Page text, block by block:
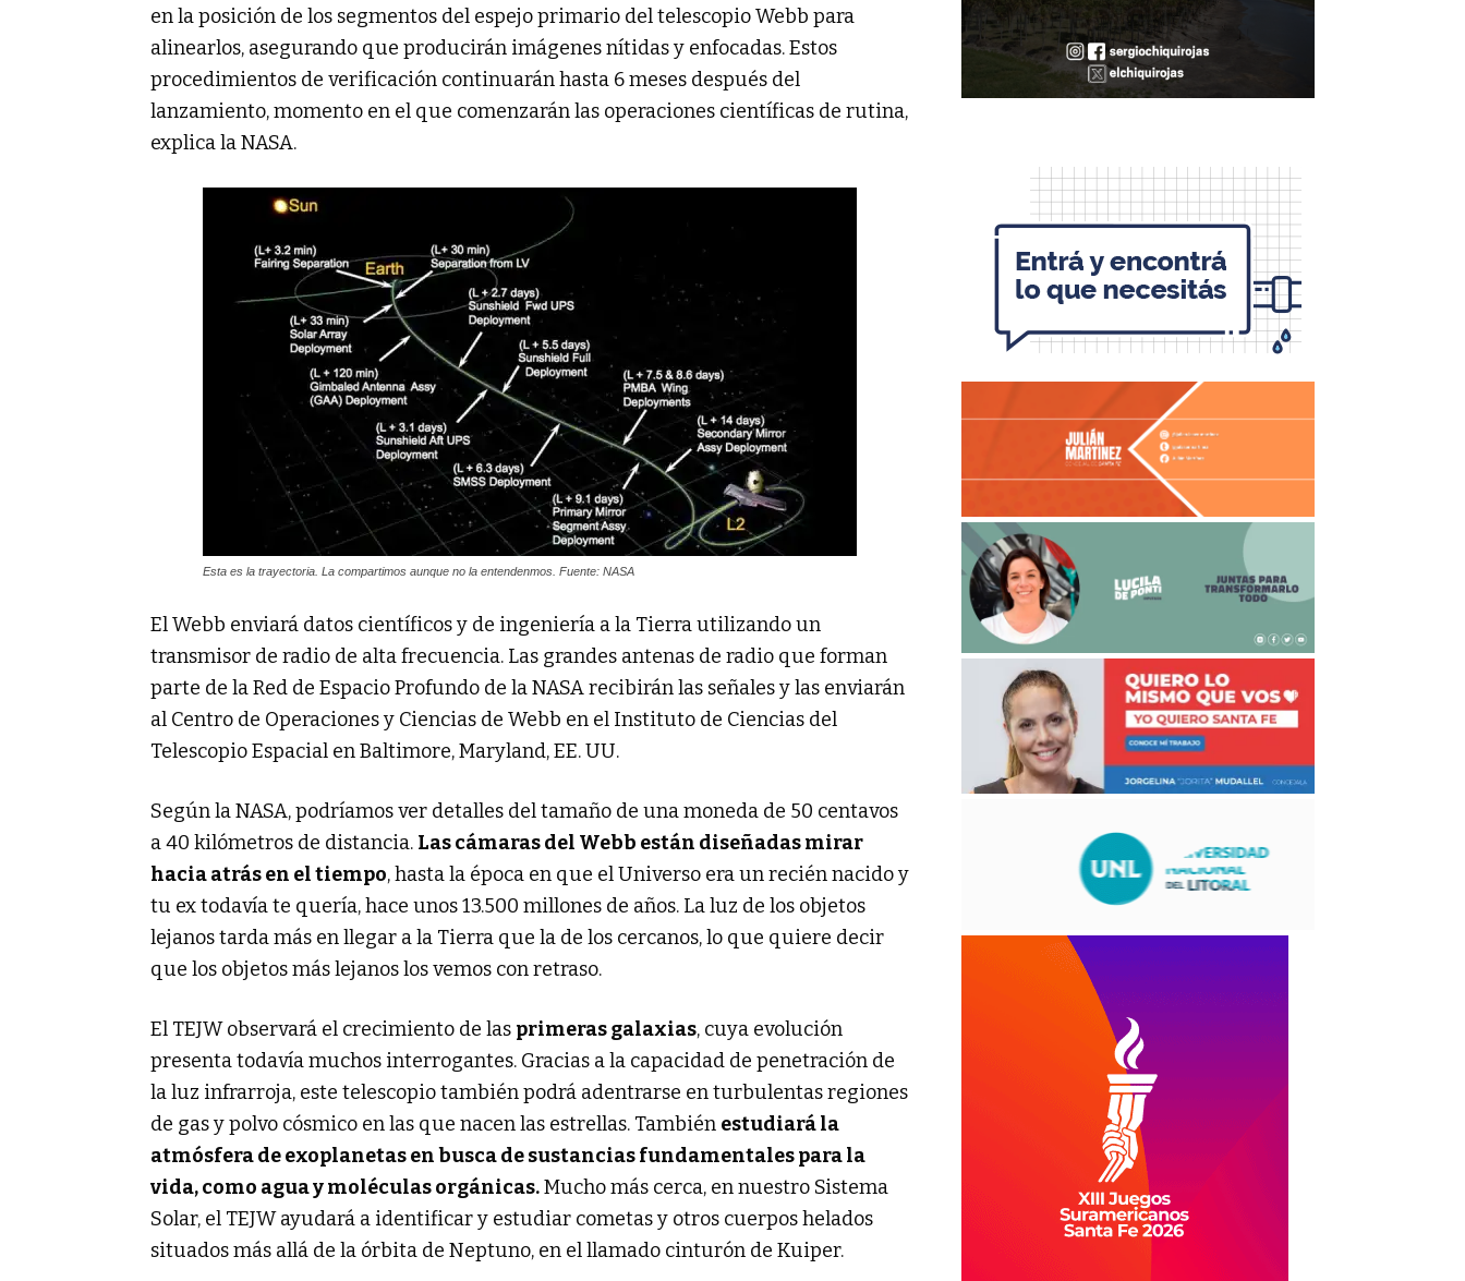
en la posición de los segmentos del espejo primario del telescopio Webb para
alinearlos, asegurando que producirán imágenes nítidas y enfocadas. Estos
procedimientos de verificación continuarán hasta 6 meses después del
lanzamiento, momento en el que comenzarán las operaciones científicas de rutina,
explica la NASA.
Esta es la trayectoria. La compartimos aunque no la entendenmos. Fuente: NASA
El Webb enviará datos científicos y de ingeniería a la Tierra utilizando un
transmisor de radio de alta frecuencia. Las grandes antenas de radio que forman
parte de la Red de Espacio Profundo de la NASA recibirán las señales y las enviarán
al Centro de Operaciones y Ciencias de Webb en el Instituto de Ciencias del
Telescopio Espacial en Baltimore, Maryland, EE. UU.
Según la NASA, podríamos ver detalles del tamaño de una moneda de 50 centavos
a 40 kilómetros de distancia. Las cámaras del Webb están diseñadas mirar
hacia atrás en el tiempo, hasta la época en que el Universo era un recién nacido y
tu ex todavía te quería, hace unos 13.500 millones de años. La luz de los objetos
lejanos tarda más en llegar a la Tierra que la de los cercanos, lo que quiere decir
que los objetos más lejanos los vemos con retraso.
El TEJW observará el crecimiento de las primeras galaxias, cuya evolución
presenta todavía muchos interrogantes. Gracias a la capacidad de penetración de
la luz infrarroja, este telescopio también podrá adentrarse en turbulentas regiones
de gas y polvo cósmico en las que nacen las estrellas. También estudiará la
atmósfera de exoplanetas en busca de sustancias fundamentales para la
vida, como agua y moléculas orgánicas.Mucho más cerca, en nuestro Sistema
Solar, el TEJW ayudará a identificar y estudiar cometas y otros cuerpos helados
situados más allá de la órbita de Neptuno, en el llamado cinturón de Kuiper.